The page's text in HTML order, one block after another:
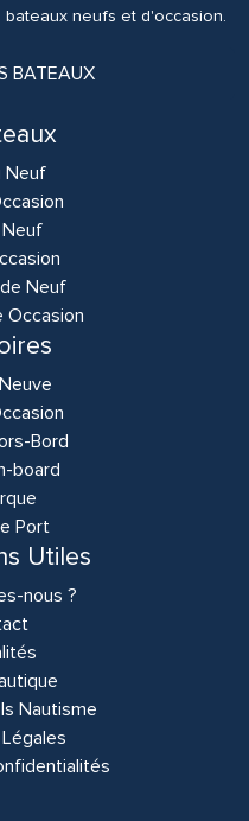
neufs et d'occasion.
BATEAUX
Neuf
Neuf
Occasion
Bord
board
Port
Utiles
nous ?
Nautisme